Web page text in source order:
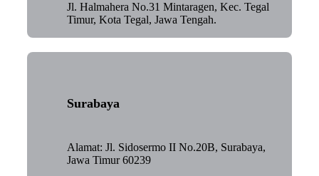
Jl. Halmahera No.31 Mintaragen, Kec. Tegal
Timur, Kota Tegal, Jawa Tengah.
Surabaya
Alamat: Jl. Sidosermo II No.20B, Surabaya,
Jawa Timur 60239